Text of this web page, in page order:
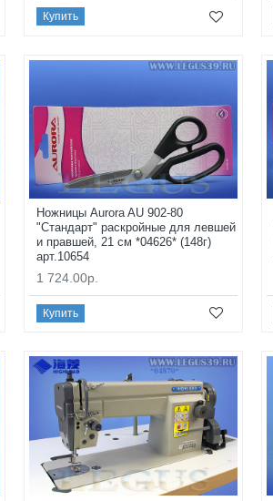
Купить
Ножницы Aurora AU 902-80
"Стандарт" раскройные для левшей
и правшей, 21 см *04626* (148г)
арт.10654
1 724.00р.
Купить